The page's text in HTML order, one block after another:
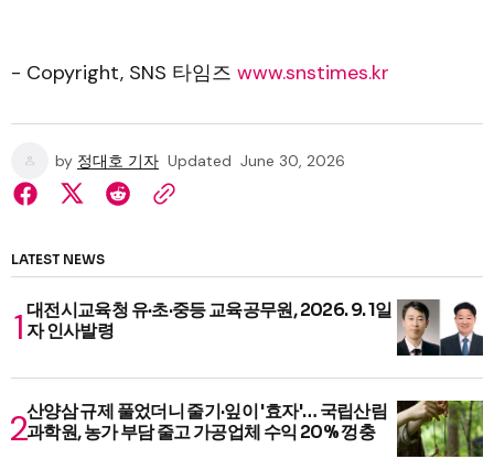
- Copyright, SNS 타임즈 www.snstimes.kr
by 정대호 기자 Updated June 30, 2026
LATEST NEWS
대전시교육청 유·초·중등 교육공무원, 2026. 9. 1일
자 인사발령
산양삼 규제 풀었더니 줄기·잎이 '효자'… 국립산림
과학원, 농가 부담 줄고 가공업체 수익 20% 껑충